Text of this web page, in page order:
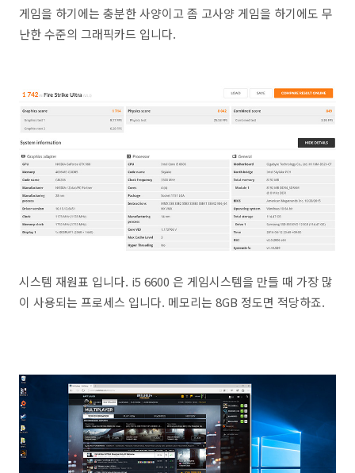
게임을 하기에는 충분한 사양이고 좀 고사양 게임을 하기에도 무
난한 수준의 그래픽카드 입니다.
시스템 재원표 입니다. i5 6600 은 게임시스템을 만들 때 가장 많
이 사용되는 프로세스 입니다. 메모리는 8GB 정도면 적당하죠.